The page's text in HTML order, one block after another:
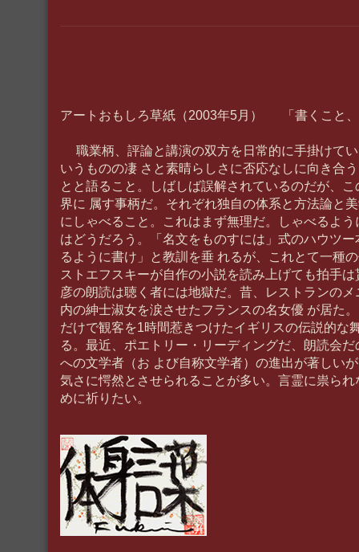
アートおもしろ草紙（2003年5月） 「書くこと
職業柄、評論と講演の双方を日常的に手掛けて
いうものの凄 さと素晴らしさに否応なしに向き合
とと語ること。しばしば誤解されているのだが、
界に 属す事柄だ。それぞれ独自の体系と方法論と
にしゃべること。これはまず無理だ。しゃべるよ
はどうだろう。「名文をものすには」式のハウツ
るように書け」と教訓を垂 れるが、これとて一種
ストエフスキーが自作の小説を読み上げても拍手
彦の朗読は聴く者には地獄だ。昔、レストランの
内の紳士淑女を涙させたフランスの名女優 が居た
だけで観客を1時間惹きつけたイギリスの伝説的な
る。最近、ポエトリー・リーディングだ、朗読会
への文学者（お よび自称文学者）の進出が著しい
気さに愕然とさせられることが多い。言霊に祟ら
めに祈りたい。